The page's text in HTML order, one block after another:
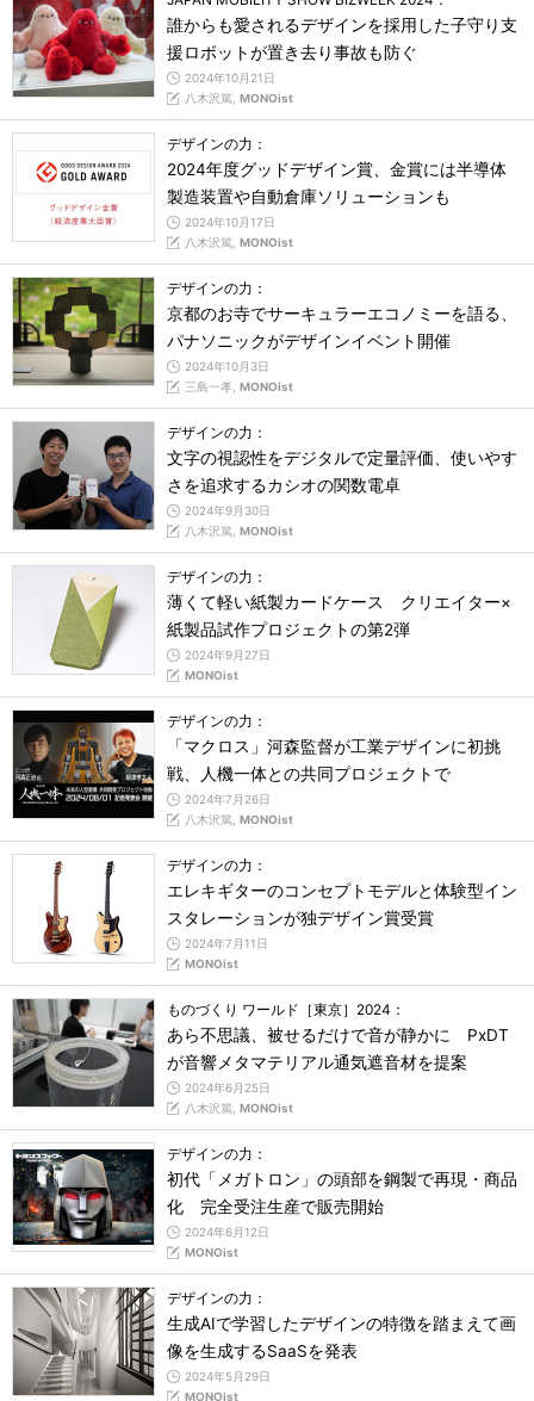
誰からも愛されるデザインを採用した子守り支
援ロボットが置き去り事故も防ぐ
2024年10月21日
八木沢篤, MONOist
デザインの力：
2024年度グッドデザイン賞、金賞には半導体
製造装置や自動倉庫ソリューションも
2024年10月17日
八木沢篤, MONOist
デザインの力：
京都のお寺でサーキュラーエコノミーを語る、
パナソニックがデザインイベント開催
2024年10月3日
三島一孝, MONOist
デザインの力：
文字の視認性をデジタルで定量評価、使いやす
さを追求するカシオの関数電卓
2024年9月30日
八木沢篤, MONOist
デザインの力：
薄くて軽い紙製カードケース クリエイター×
紙製品試作プロジェクトの第2弾
2024年9月27日
MONOist
デザインの力：
「マクロス」河森監督が工業デザインに初挑
戦、人機一体との共同プロジェクトで
2024年7月26日
八木沢篤, MONOist
デザインの力：
エレキギターのコンセプトモデルと体験型イン
スタレーションが独デザイン賞受賞
2024年7月11日
MONOist
ものづくり ワールド［東京］2024：
あら不思議、被せるだけで音が静かに PxDT
が音響メタマテリアル通気遮音材を提案
2024年6月25日
八木沢篤, MONOist
デザインの力：
初代「メガトロン」の頭部を鋼製で再現・商品
化 完全受注生産で販売開始
2024年6月12日
MONOist
デザインの力：
生成AIで学習したデザインの特徴を踏まえて画
像を生成するSaaSを発表
2024年5月29日
MONOist